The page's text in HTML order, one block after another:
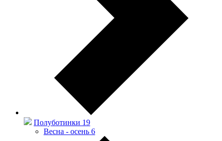
Полуботинки 19
Весна - осень 6